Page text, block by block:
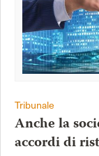
Tribunale
Anche la
accordi di